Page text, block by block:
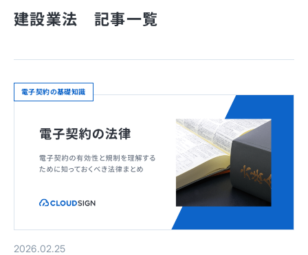
建設業法 記事一覧
電子契約の基礎知識
2026.02.25